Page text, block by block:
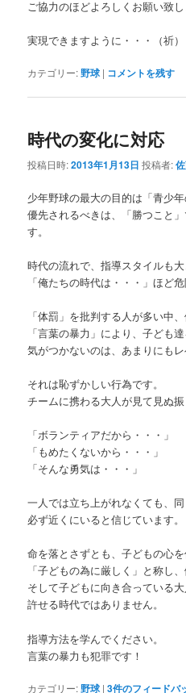
ご協力のほどよろしくお願い致し
実現できますように・・・（祈）
カテゴリー:野球 | コメントを残す
時代の変化に対応
投稿日時:2013年1月13日 投稿者:
少年野球の最大の目的は「青少
優先されるべきは、「勝つこと
す。
時代の流れで、指導スタイルも大
「俺たちの時代は・・・」ほど
「体罰」を批判する人が多い中
「言葉の暴力」により、子ども
気がつかないのは、あまりにもレ
それは恥ずかしい行為です。
チームに携わる大人が見て見ぬ振
「ボランティアだから・・・」
「もめたくないから・・・」
「そんな勇気は・・・」
一人では立ち上がれなくても、
必ず近くにいると信じています。
命を落とさずとも、子どもの心
「子どもの為に厳しく」と称し
そして子どもに向き合っている
許せる時代ではありません。
指導方法を学んでください。
言葉の暴力も犯罪です！
カテゴリー:野球 |3件のフィードバ